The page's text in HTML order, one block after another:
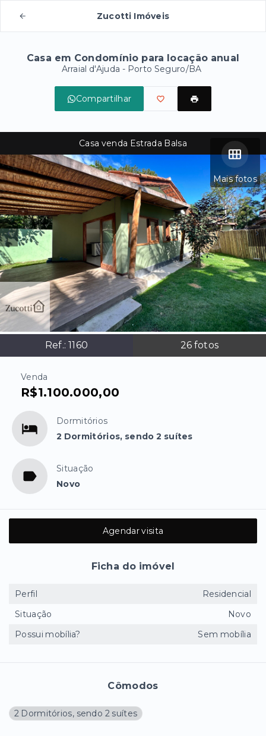
Zucotti Imóveis
Casa em Condomínio para locação anual
Arraial d'Ajuda - Porto Seguro/BA
Compartilhar
Mais fotos
Ref.: 1160 26 fotos
Casa venda Estrada Balsa
Venda
R$1.100.000,00
Dormitórios
2 Dormitórios, sendo 2 suítes
Situação
Novo
Cômodos
2 Dormitórios, sendo 2 suítes
Agendar visita
Ficha do imóvel
Perfil
Residencial
Situação
Novo
Possui mobília?
Sem mobília